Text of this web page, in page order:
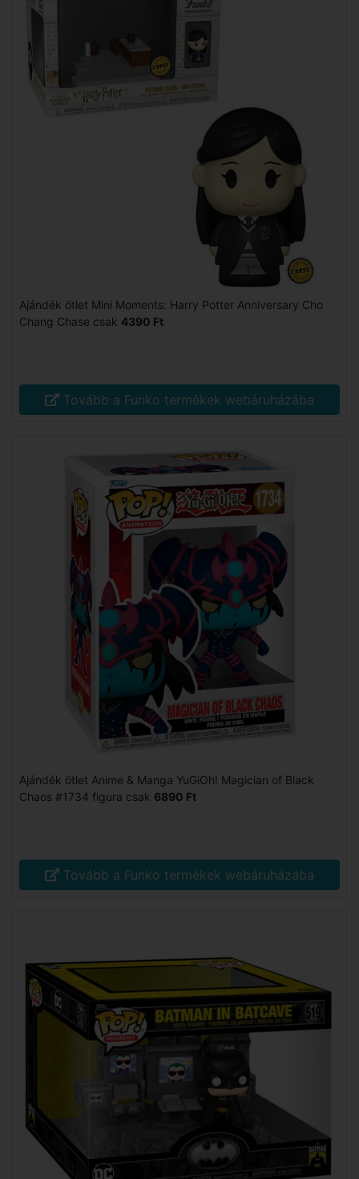
Ajándék ötlet Mini Moments: Harry Potter Anniversary Cho
Chang Chase csak 4390 Ft
Tovább a Funko termékek webáruházába
Ajándék ötlet Anime & Manga YuGiOh! Magician of Black
Chaos #1734 figura csak 6890 Ft
Tovább a Funko termékek webáruházába